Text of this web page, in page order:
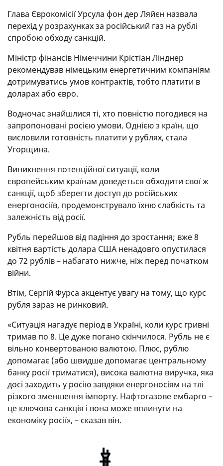
Глава Єврокомісії Урсула фон дер Ляйєн назвала
перехід у розрахунках за російський газ на рублі
спробою обходу санкцій.
Міністр фінансів Німеччини Крістіан Лінднер
рекомендував німецьким енергетичним компаніям
дотримуватись умов контрактів, тобто платити в
доларах або євро.
Водночас знайшлися ті, хто повністю погодився на
запропоновані росією умови. Однією з країн, що
висловили готовність платити у рублях, стала
Угорщина.
Виникнення потенційної ситуації, коли
європейським країнам доведеться обходити свої ж
санкції, щоб зберегти доступ до російських
енергоносіїв, продемонструвало їхню слабкість та
залежність від росії.
Рубль перейшов від падіння до зростання; вже 8
квітня вартість долара США ненадовго опустилася
до 72 рублів – набагато нижче, ніж перед початком
війни.
Втім, Сергій Фурса акцентує увагу на тому, що курс
рубля зараз не ринковий.
«Ситуація нагадує період в Україні, коли курс гривні
тримав по 8. Це дуже погано скінчилося. Рубль не є
вільно конвертованою валютою. Плюс, рублю
допомагає (або швидше допомагає центральному
банку росії триматися), висока валютна виручка, яка
досі заходить у росію завдяки енергоносіям на тлі
різкого зменшення імпорту. Нафтогазове ембарго –
це ключова санкція і вона може вплинути на
економіку росії», – сказав він.